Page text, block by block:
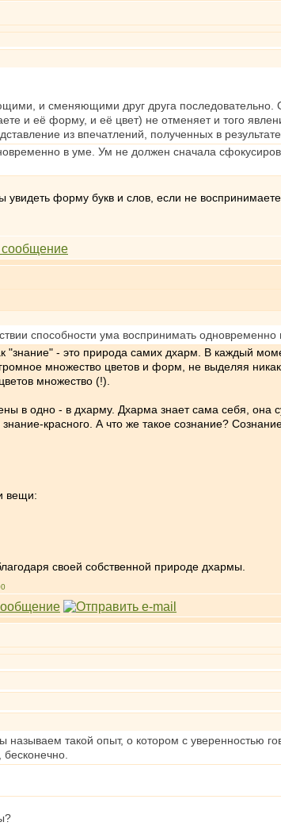
и сменяющими друг друга
и её форму, и её цвет) не отменяет и того
из впечатлений, полученных в
в уме. Ум не должен сначала
форму букв и слов, если не
способности ума воспринимать
- это природа самих дхарм. В каждый
множество цветов и форм, не выделяя
множество (!).
в одно - в дхарму. Дхарма знает сама себя, она
красного. А что же такое сознание?
вещи:
своей собственной природе дхармы.
такой опыт, о котором с уверенностью